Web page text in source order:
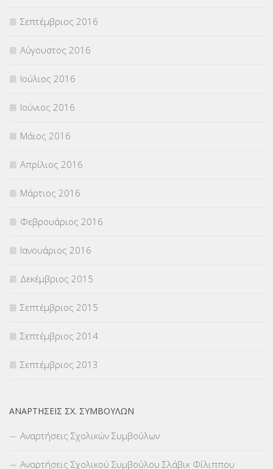
Σεπτέμβριος 2016
Αύγουστος 2016
Ιούλιος 2016
Ιούνιος 2016
Μάιος 2016
Απρίλιος 2016
Μάρτιος 2016
Φεβρουάριος 2016
Ιανουάριος 2016
Δεκέμβριος 2015
Σεπτέμβριος 2015
Σεπτέμβριος 2014
Σεπτέμβριος 2013
ΑΝΑΡΤΉΣΕΙΣ ΣΧ. ΣΥΜΒΟΎΛΩΝ
Αναρτήσεις Σχολικών Συμβούλων
Αναρτήσεις Σχολικού Συμβούλου Σλάβικ Φίλιππου